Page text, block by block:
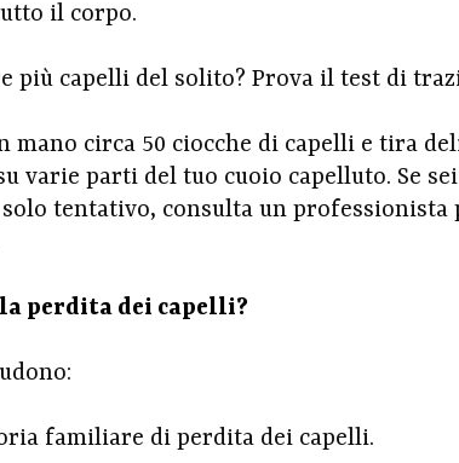
il corpo.
più capelli del solito? Prova il test di
mano circa 50 ciocche di capelli e tira
varie parti del tuo cuoio capelluto. Se
solo tentativo, consulta un
perdita dei capelli?
familiare di perdita dei capelli.